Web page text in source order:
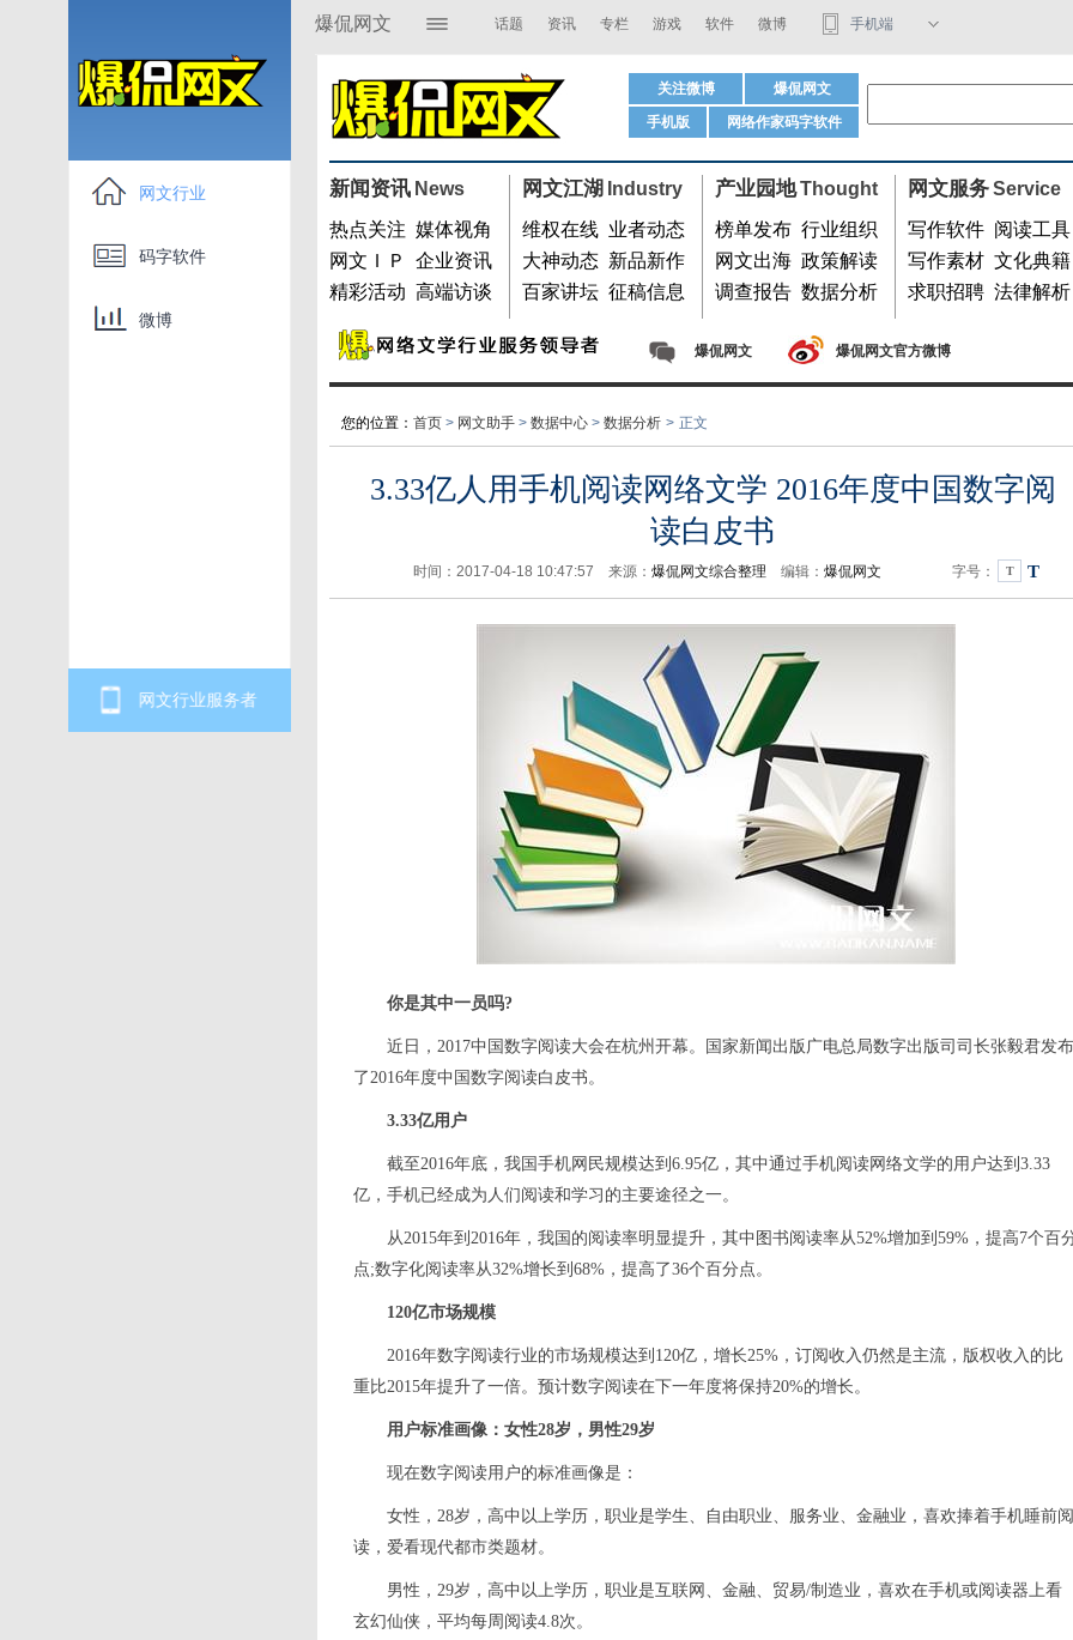
网文行业
码字软件
微博
网文行业服务者
爆侃网文
码字软件
名家专栏
爆侃游戏
开
话题 资讯 专栏 游戏 软件 微博 手机端
用微信扫我
关注微博
爆侃网文
手机版
网络作家码字软件
新闻资讯 News
热点关注 媒体视角
网文ＩＰ
企业资讯
精彩活动 高端访谈
网文江湖 Industry
维权在线 业者动态
大神动态 新品新作
百家讲坛 征稿信息
产业园地Thought
榜单发布 行业组织
网文出海 政策解读
调查报告 数据分析
网文服务Service
写作软件 阅读工具
写作素材 文化典籍
求职招聘 法律解析
爆侃网文 爆侃网文官方微博
您的位置： 首页 > 网文助手 > 数据中心 > 数据分析 > 正文
3.33亿人用手机阅读网络文学 2016年度中国数字阅
读白皮书
时间：2017-04-18 10:47:57 来源： 爆侃网文综合整理 编辑： 爆侃网文 字号： T T
你是其中一员吗?
近日，2017中国数字阅读大会在杭州开幕。国家新闻出版广电总局数字出版司司长张毅君发布
了2016年度中国数字阅读白皮书。
3.33亿用户
截至2016年底，我国手机网民规模达到6.95亿，其中通过手机阅读网络文学的用户达到3.33
亿，手机已经成为人们阅读和学习的主要途径之一。
从2015年到2016年，我国的阅读率明显提升，其中图书阅读率从52%增加到59%，提高7个百
点;数字化阅读率从32%增长到68%，提高了36个百分点。
120亿市场规模
2016年数字阅读行业的市场规模达到120亿，增长25%，订阅收入仍然是主流，版权收入的比
重比2015年提升了一倍。预计数字阅读在下一年度将保持20%的增长。
用户标准画像：女性28岁，男性29岁
现在数字阅读用户的标准画像是：
女性，28岁，高中以上学历，职业是学生、自由职业、服务业、金融业，喜欢捧着手机睡前阅
读，爱看现代都市类题材。
男性，29岁，高中以上学历，职业是互联网、金融、贸易/制造业，喜欢在手机或阅读器上看
玄幻仙侠，平均每周阅读4.8次。